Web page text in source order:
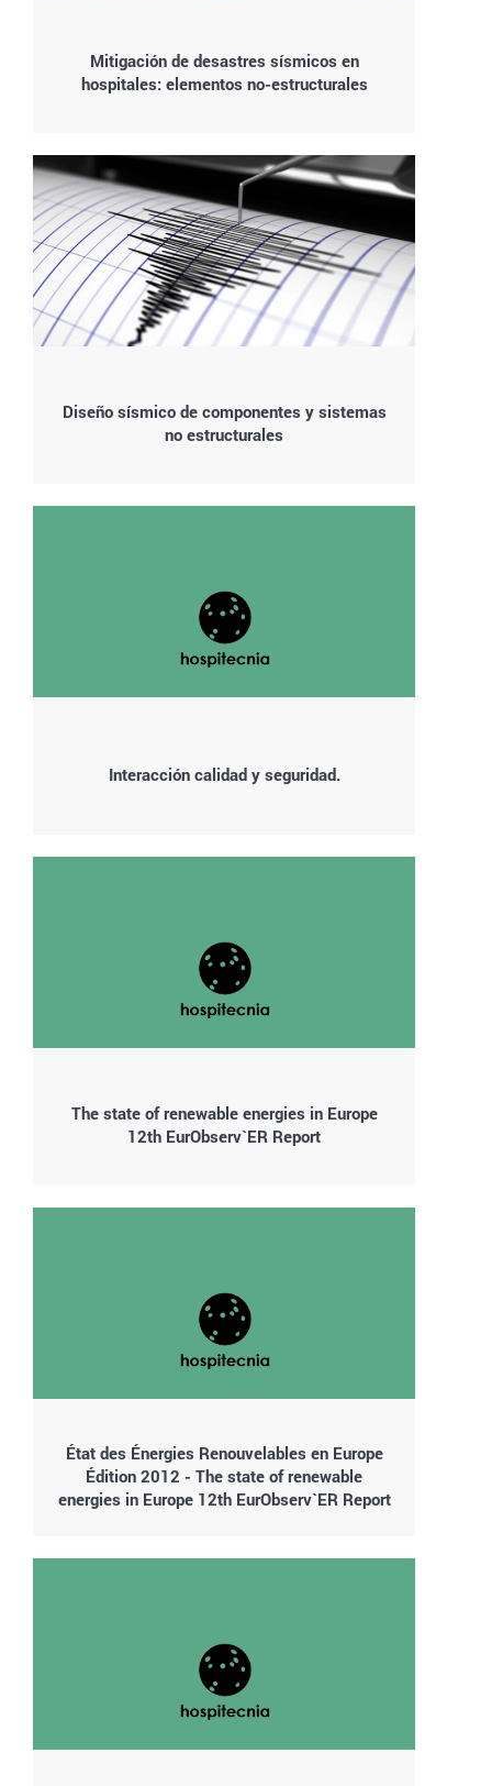
Mitigación de desastres sísmicos en
hospitales: elementos no-estructurales
Diseño sísmico de componentes y sistemas
no estructurales
Interacción calidad y seguridad.
The state of renewable energies in Europe
12th EurObserv`ER Report
État des Énergies Renouvelables en Europe
Édition 2012 - The state of renewable
energies in Europe 12th EurObserv`ER Report